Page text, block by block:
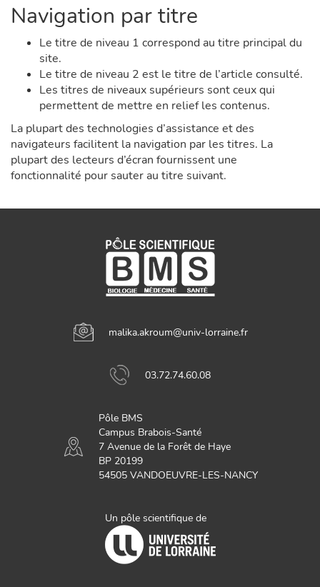
Navigation par titre
Le titre de niveau 1 correspond au titre principal du
site.
Le titre de niveau 2 est le titre de l’article consulté.
Les titres de niveaux supérieurs sont ceux qui
permettent de mettre en relief les contenus.
La plupart des technologies d’assistance et des
navigateurs facilitent la navigation par les titres. La
plupart des lecteurs d’écran fournissent une
fonctionnalité pour sauter au titre suivant.
de
malika.akroum@univ-lorraine.fr
03.72.74.60.08
Pôle BMS
Campus Brabois-Santé
7 Avenue de la Forêt de Haye
BP 20199
54505 VANDOEUVRE-LES-NANCY
Un pôle scientifique de